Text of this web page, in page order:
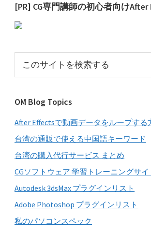
最
初
サ
イ
バ
ー
[PR] CG専門講師の初心者向け
ト
検
索
す
る
OM Blog Topics
After Effectsで動画データをループする
台湾の通販で使える中国語キーワード
台湾の購入代行サービス まとめ
CGソフトウェア 学習トレーニングサイ
Autodesk 3dsMax プラグインリスト
Adobe Photoshop プラグインリスト
私のパソコンスペック